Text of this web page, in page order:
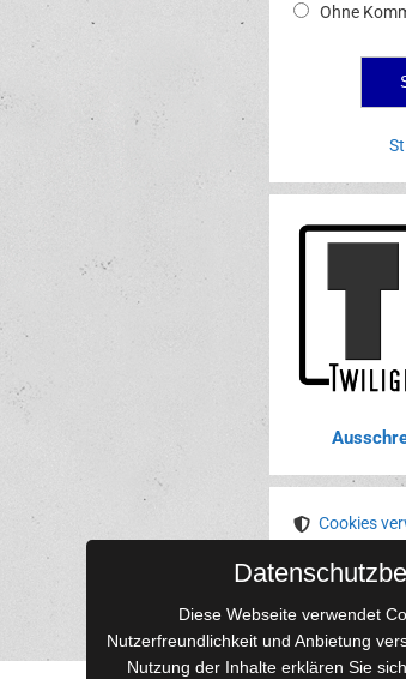
Ohne
Cookies
Diese Webseite verwendet
Nutzerfreundlichkeit und Anbietung
Nutzung der Inhalte erklären Sie